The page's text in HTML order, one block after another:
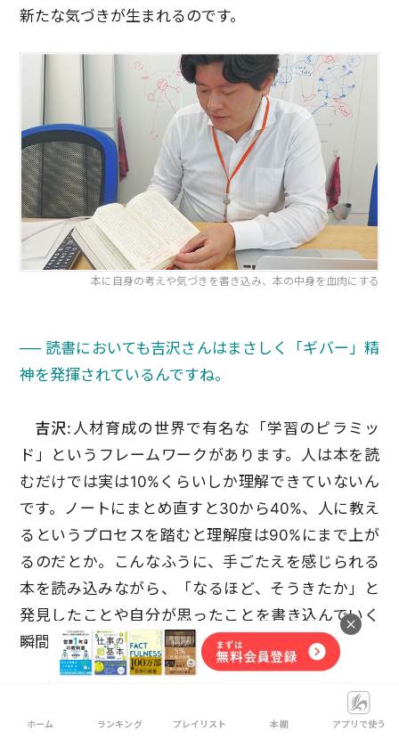
新たな気づきが生まれるのです。
本に自身の考えや気づきを書き込み、本の中身を血肉にする
── 読書においても吉沢さんはまさしく「ギバー」精
神を発揮されているんですね。
吉沢: 人材育成の世界で有名な「学習のピラミッ
ド」というフレームワークがあります。人は本を読
むだけでは実は10%くらいしか理解できていないん
です。ノートにまとめ直すと30から40%、人に教え
るというプロセスを踏むと理解度は90%にまで上が
るのだとか。こんなふうに、手ごたえを感じられる
本を読み込みながら、「なるほど、そうきたか」と
発見したことや自分が思ったことを書き込んでいく
瞬間が一番楽しいですね。
読書はもちろん、ICJがめざす世界を実現しようと
するとき、常に新しい世界に触れることができま
ホーム ランキング プレイリスト 本棚 アプリで使う